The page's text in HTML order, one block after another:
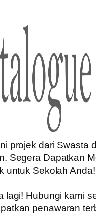
projek dari Swasta
Segera Dapatkan
untuk Sekolah Anda!
lagi! Hubungi kami
penawaran